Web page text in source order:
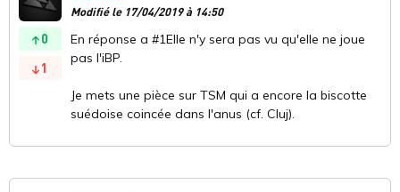
0
1
Modifié le 17/04/2019 à 14:50
En réponse a #1Elle n'y sera pas vu qu'elle ne joue
pas l'iBP.
Je mets une pièce sur TSM qui a encore la biscotte
suédoise coincée dans l'anus (cf. Cluj).